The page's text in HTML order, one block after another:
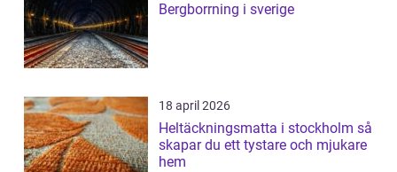
Bergborrning i sverige
18 april 2026
Heltäckningsmatta i stockholm så
skapar du ett tystare och mjukare
hem